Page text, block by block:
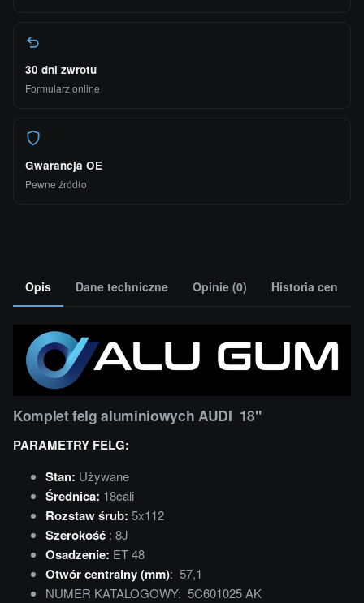
30 dni zwrotu
Formularz online
Gwarancja OE
Pewne źródło
Opis Dane techniczne Opinie (0) Historia cen
Komplet felg aluminiowych AUDI 18"
PARAMETRY FELG:
Stan: Używane
Średnica: 18cali
Rozstaw śrub: 5x112
Szerokość : 8J
Osadzenie: ET 48
Otwór centralny (mm): 57,1
NUMER KATALOGOWY: 5C601025 AK